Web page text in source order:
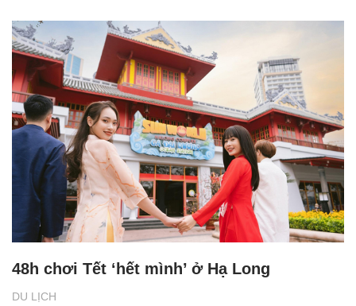
DU LỊCH
48h chơi Tết ‘hết mình’ ở Hạ Long